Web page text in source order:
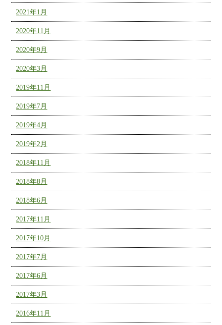
2021年1月
2020年11月
2020年9月
2020年3月
2019年11月
2019年7月
2019年4月
2019年2月
2018年11月
2018年8月
2018年6月
2017年11月
2017年10月
2017年7月
2017年6月
2017年3月
2016年11月